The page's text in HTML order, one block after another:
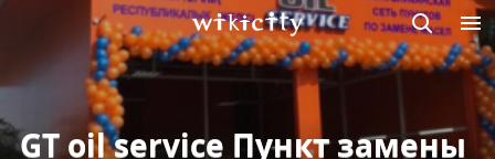
Викисити
GT oil service Пункт замены